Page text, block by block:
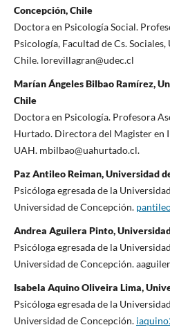
Concepción, Chile
Doctora en Psicología Social.
Psicología, Facultad de Cs.
Chile. lorevillagran@udec.cl
Marían Ángeles Bilbao Ramírez,
Chile
Doctora en Psicología. Profesora
Hurtado. Directora del Magister en
UAH. mbilbao@uahurtado.cl.
Paz Antileo Reiman, Universidad
Psicóloga egresada de la
Universidad de Concepción.
Andrea Aguilera Pinto,
Psicóloga egresada de la
Universidad de Concepción.
Isabela Aquino Oliveira Lima,
Psicóloga egresada de la
Universidad de Concepción.